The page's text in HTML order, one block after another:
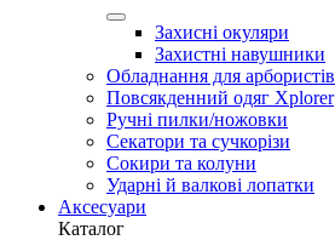
Захисні окуляри
Захистні навушники
Обладнання для арбористів
Повсякденний одяг Xplorer
Ручні пилки/ножовки
Секатори та сучкорізи
Сокири та колуни
Ударні й валкові лопатки
Аксесуари
Каталог